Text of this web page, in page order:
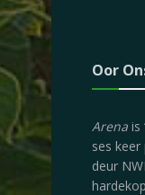
Oor
Arena is
ses
deur